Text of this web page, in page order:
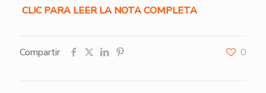
CLIC PARA LEER LA NOTA COMPLETA
Compartir 0